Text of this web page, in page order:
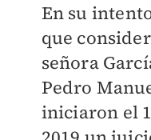
En su
que
señora
Pedro
iniciaron el